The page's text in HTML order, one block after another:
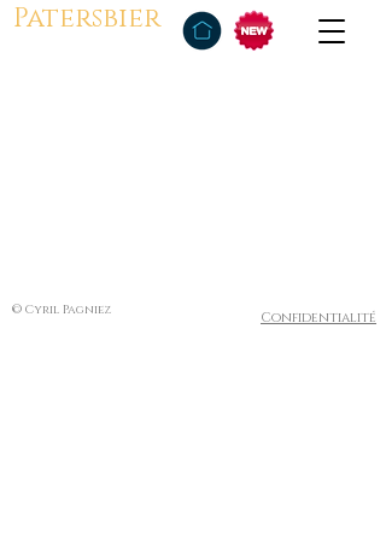
Patersbier
© Cyril Pagniez Confidentialité